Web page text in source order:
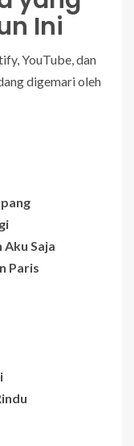
Ini
YouTube, dan
digemari oleh
Aku Saja
Paris